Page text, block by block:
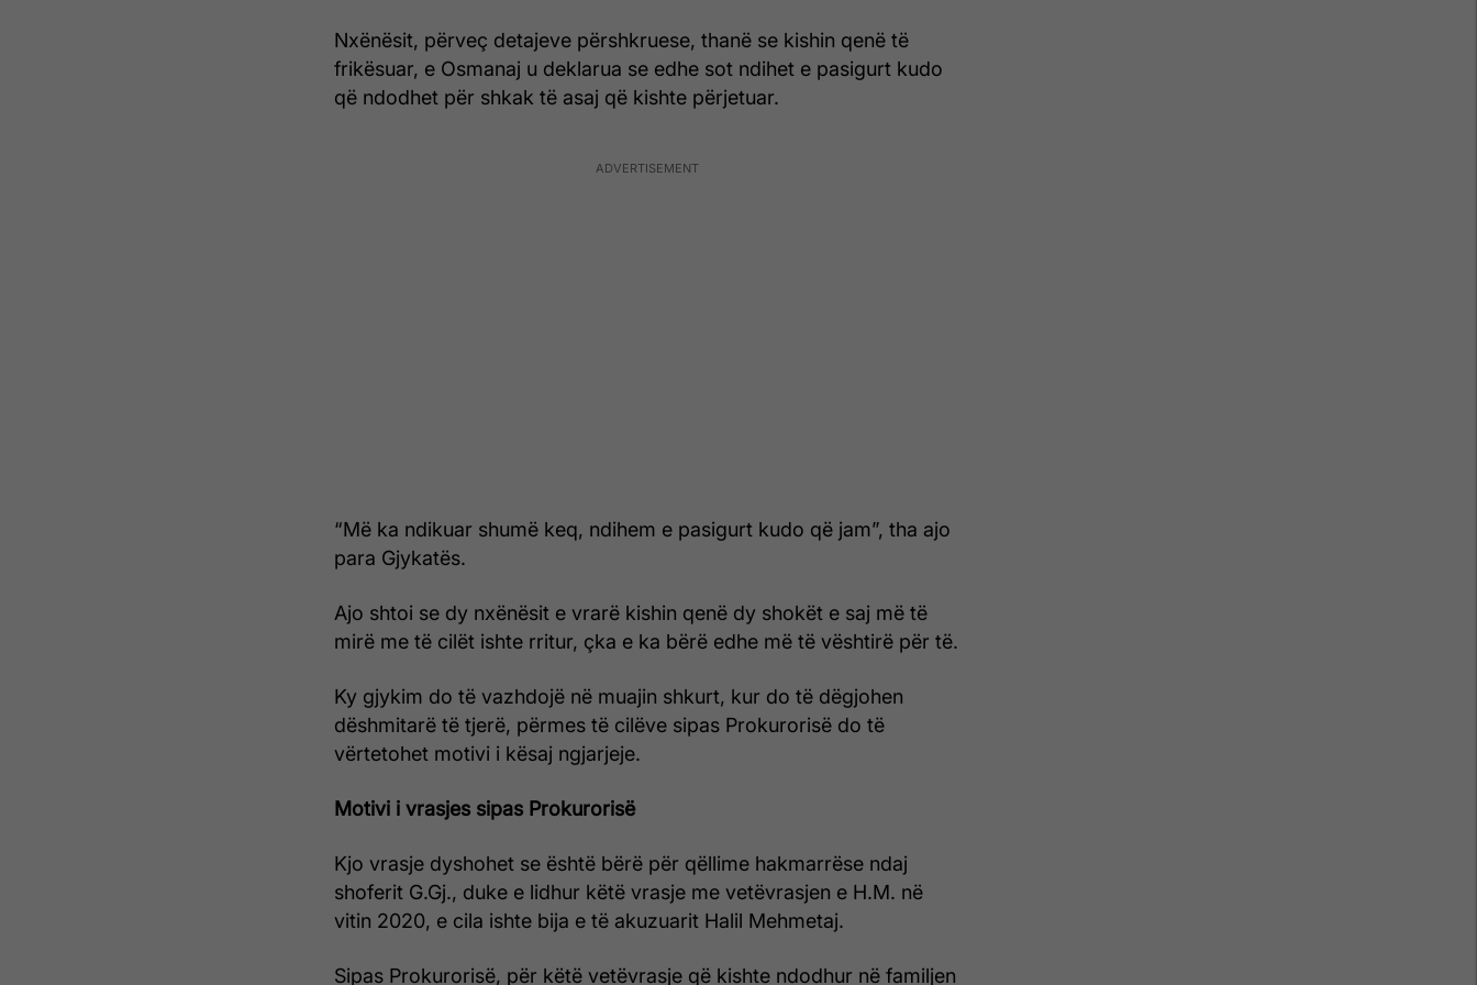
Nxënësit, përveç detajeve përshkruese, thanë se kishin qenë të
frikësuar, e Osmanaj u deklarua se edhe sot ndihet e pasigurt kudo
që ndodhet për shkak të asaj që kishte përjetuar.
“Më ka ndikuar shumë keq, ndihem e pasigurt kudo që jam”, tha ajo
para Gjykatës.
Ajo shtoi se dy nxënësit e vrarë kishin qenë dy shokët e saj më të
mirë me të cilët ishte rritur, çka e ka bërë edhe më të vështirë për të.
Ky gjykim do të vazhdojë në muajin shkurt, kur do të dëgjohen
dëshmitarë të tjerë, përmes të cilëve sipas Prokurorisë do të
vërtetohet motivi i kësaj ngjarjeje.
Motivi i vrasjes sipas Prokurorisë
Kjo vrasje dyshohet se është bërë për qëllime hakmarrëse ndaj
shoferit G.Gj., duke e lidhur këtë vrasje me vetëvrasjen e H.M. në
vitin 2020, e cila ishte bija e të akuzuarit Halil Mehmetaj.
Sipas Prokurorisë, për këtë vetëvrasje që kishte ndodhur në familjen